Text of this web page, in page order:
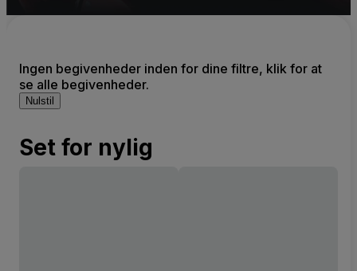
Ingen begivenheder inden for dine filtre, klik for at
se alle begivenheder.
Nulstil
Set for nylig